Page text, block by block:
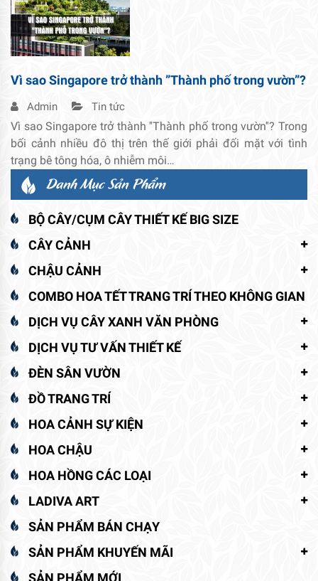
Vì sao Singapore trở thành ”Thành phố trong vườn”?
Admin Tin tức
Vì sao Singapore trở thành ''Thành phố trong vườn''? Trong
bối cảnh nhiều đô thị trên thế giới phải đối mặt với tình
trạng bê tông hóa, ô nhiễm môi…
Danh Mục Sản Phẩm
BỘ CÂY/CỤM CÂY THIẾT KẾ BIG SIZE
CÂY CẢNH
CHẬU CẢNH
COMBO HOA TẾT TRANG TRÍ THEO KHÔNG GIAN
DỊCH VỤ CÂY XANH VĂN PHÒNG
DỊCH VỤ TƯ VẤN THIẾT KẾ
ĐÈN SÂN VƯỜN
ĐỒ TRANG TRÍ
HOA CẢNH SỰ KIỆN
HOA CHẬU
HOA HỒNG CÁC LOẠI
LADIVA ART
SẢN PHẨM BÁN CHẠY
SẢN PHẨM KHUYẾN MÃI
SẢN PHẨM MỚI